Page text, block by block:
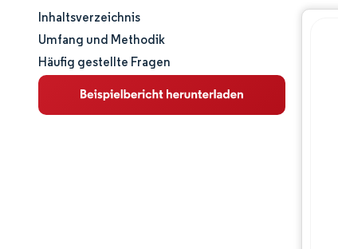
Marktgröße und -anteil
Marktanalyse
Trends und Einblicke
Inhaltsverzeichnis
Umfang und Methodik
Häufig gestellte Fragen